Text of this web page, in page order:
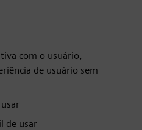
com o usuário,
de usuário sem
de usar